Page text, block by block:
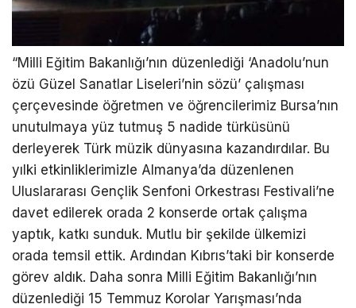
“Milli Eğitim Bakanlığı’nın düzenlediği ‘Anadolu’nun
özü Güzel Sanatlar Liseleri’nin sözü’ çalışması
çerçevesinde öğretmen ve öğrencilerimiz Bursa’nın
unutulmaya yüz tutmuş 5 nadide türküsünü
derleyerek Türk müzik dünyasına kazandırdılar. Bu
yılki etkinliklerimizle Almanya’da düzenlenen
Uluslararası Gençlik Senfoni Orkestrası Festivali’ne
davet edilerek orada 2 konserde ortak çalışma
yaptık, katkı sunduk. Mutlu bir şekilde ülkemizi
orada temsil ettik. Ardından Kıbrıs’taki bir konserde
görev aldık. Daha sonra Milli Eğitim Bakanlığı’nın
düzenlediği 15 Temmuz Korolar Yarışması’nda